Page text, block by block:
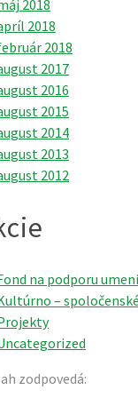
2018
2018
2018
2017
2016
2015
2014
2013
2012
na podporu
–
zodpovedá: